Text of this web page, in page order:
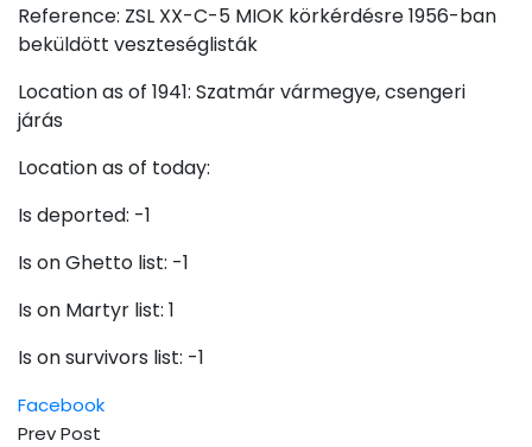
Reference: ZSL XX-C-5 MIOK körkérdésre 1956-ban
beküldött veszteséglisták
Location as of 1941: Szatmár vármegye, csengeri
járás
Location as of today:
Is deported: -1
Is on Ghetto list: -1
Is on Martyr list: 1
Is on survivors list: -1
Facebook
Prev Post